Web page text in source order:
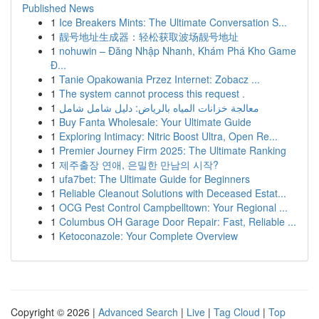
Published News
1 Ice Breakers Mints: The Ultimate Conversation S...
1 靓号地址生成器：轻松获取波场靓号地址
1 nohuwin – Đăng Nhập Nhanh, Khám Phá Kho Game
Đ...
1 Tanie Opakowania Przez Internet: Zobacz ...
1 The system cannot process this request .
1 معالجة خزانات المياه بالرياض: دليل شامل شامل
1 Buy Fanta Wholesale: Your Ultimate Guide
1 Exploring Intimacy: Nitric Boost Ultra, Open Re...
1 Premier Journey Firm 2025: The Ultimate Ranking
1 제주출장 연애, 은밀한 만남의 시작?
1 ufa7bet: The Ultimate Guide for Beginners
1 Reliable Cleanout Solutions with Deceased Estat...
1 OCG Pest Control Campbelltown: Your Regional ...
1 Columbus OH Garage Door Repair: Fast, Reliable ...
1 Ketoconazole: Your Complete Overview
Copyright © 2026 | Advanced Search | Live | Tag Cloud | Top